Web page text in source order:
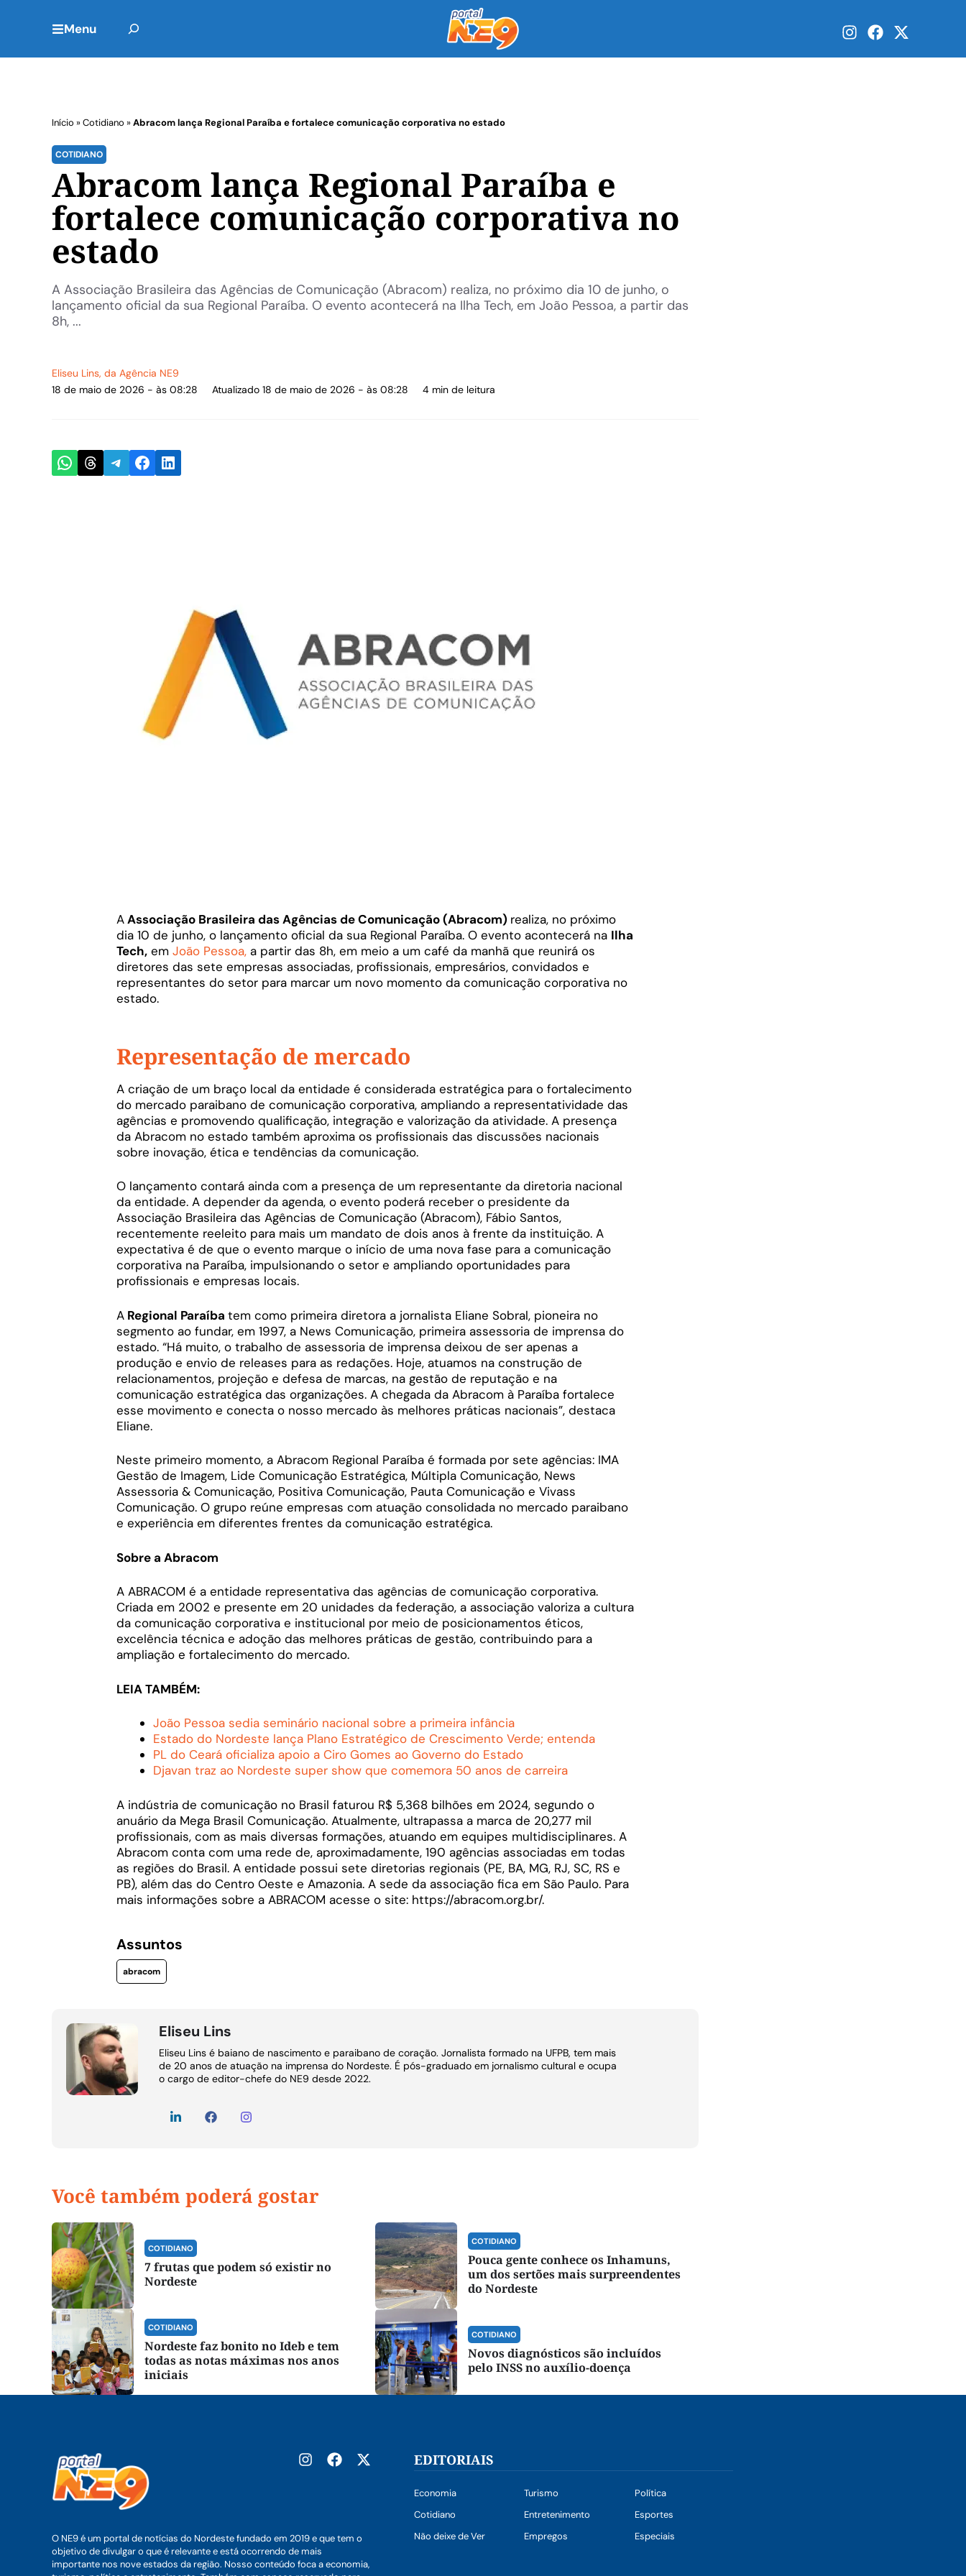
Menu
Início »Cotidiano »Abracom lança Regional Paraíba e fortalece comunicação corporativa no estado
COTIDIANO
Abracom lança Regional Paraíba e
fortalece comunicação corporativa no
estado
A Associação Brasileira das Agências de Comunicação (Abracom) realiza, no próximo dia 10 de junho, o
lançamento oficial da sua Regional Paraíba. O evento acontecerá na Ilha Tech, em João Pessoa, a partir das
8h, ...
Eliseu Lins, da Agência NE9
18 de maio de 2026 - às 08:28
Atualizado 18 de maio de 2026 - às 08:28 4 min de leitura
Share on WhatsApp
Share on Threads
Share on Telegram
Share on Facebook
Share on LinkedIn
AAssociação Brasileira das Agências de Comunicação (Abracom) realiza, no próximo
dia 10 de junho, o lançamento oficial da sua Regional Paraíba. O evento acontecerá na Ilha
Tech, em João Pessoa, a partir das 8h, em meio a um café da manhã que reunirá os
diretores das sete empresas associadas, profissionais, empresários, convidados e
representantes do setor para marcar um novo momento da comunicação corporativa no
estado.
Representação de mercado
A criação de um braço local da entidade é considerada estratégica para o fortalecimento
do mercado paraibano de comunicação corporativa, ampliando a representatividade das
agências e promovendo qualificação, integração e valorização da atividade. A presença
da Abracom no estado também aproxima os profissionais das discussões nacionais
sobre inovação, ética e tendências da comunicação.
O lançamento contará ainda com a presença de um representante da diretoria nacional
da entidade. A depender da agenda, o evento poderá receber o presidente da
Associação Brasileira das Agências de Comunicação (Abracom), Fábio Santos,
recentemente reeleito para mais um mandato de dois anos à frente da instituição. A
expectativa é de que o evento marque o início de uma nova fase para a comunicação
corporativa na Paraíba, impulsionando o setor e ampliando oportunidades para
profissionais e empresas locais.
A Regional Paraíba tem como primeira diretora a jornalista Eliane Sobral, pioneira no
segmento ao fundar, em 1997, a News Comunicação, primeira assessoria de imprensa do
estado. “Há muito, o trabalho de assessoria de imprensa deixou de ser apenas a
produção e envio de releases para as redações. Hoje, atuamos na construção de
relacionamentos, projeção e defesa de marcas, na gestão de reputação e na
comunicação estratégica das organizações. A chegada da Abracom à Paraíba fortalece
esse movimento e conecta o nosso mercado às melhores práticas nacionais”, destaca
Eliane.
Neste primeiro momento, a Abracom Regional Paraíba é formada por sete agências: IMA
Gestão de Imagem, Lide Comunicação Estratégica, Múltipla Comunicação, News
Assessoria & Comunicação, Positiva Comunicação, Pauta Comunicação e Vivass
Comunicação. O grupo reúne empresas com atuação consolidada no mercado paraibano
e experiência em diferentes frentes da comunicação estratégica.
Sobre a Abracom
A ABRACOM é a entidade representativa das agências de comunicação corporativa.
Criada em 2002 e presente em 20 unidades da federação, a associação valoriza a cultura
da comunicação corporativa e institucional por meio de posicionamentos éticos,
excelência técnica e adoção das melhores práticas de gestão, contribuindo para a
ampliação e fortalecimento do mercado.
LEIA TAMBÉM:
João Pessoa sedia seminário nacional sobre a primeira infância
Estado do Nordeste lança Plano Estratégico de Crescimento Verde; entenda
PL do Ceará oficializa apoio a Ciro Gomes ao Governo do Estado
Djavan traz ao Nordeste super show que comemora 50 anos de carreira
A indústria de comunicação no Brasil faturou R$ 5,368 bilhões em 2024, segundo o
anuário da Mega Brasil Comunicação. Atualmente, ultrapassa a marca de 20,277 mil
profissionais, com as mais diversas formações, atuando em equipes multidisciplinares. A
Abracom conta com uma rede de, aproximadamente, 190 agências associadas em todas
as regiões do Brasil. A entidade possui sete diretorias regionais (PE, BA, MG, RJ, SC, RS e
PB), além das do Centro Oeste e Amazonia. A sede da associação fica em São Paulo. Para
mais informações sobre a ABRACOM acesse o site: https://abracom.org.br/.
Assuntos
abracom
Eliseu Lins
Eliseu Lins é baiano de nascimento e paraibano de coração. Jornalista formado na UFPB, tem mais
de 20 anos de atuação na imprensa do Nordeste. É pós-graduado em jornalismo cultural e ocupa
o cargo de editor-chefe do NE9 desde 2022.
Você também poderá gostar
COTIDIANO
7 frutas que podem só existir no
Nordeste
COTIDIANO
Pouca gente conhece os Inhamuns,
um dos sertões mais surpreendentes
do Nordeste
COTIDIANO
Nordeste faz bonito no Ideb e tem
todas as notas máximas nos anos
iniciais
COTIDIANO
Novos diagnósticos são incluídos
pelo INSS no auxílio-doença
O NE9 é um portal de notícias do Nordeste fundado em 2019 e que tem o
objetivo de divulgar o que é relevante e está ocorrendo de mais
importante nos nove estados da região. Nosso conteúdo foca a economia,
EDITORIAIS
Economia Turismo
Política
Cotidiano
Entretenimento
Esportes
Não deixe de Ver
Empregos Especiais